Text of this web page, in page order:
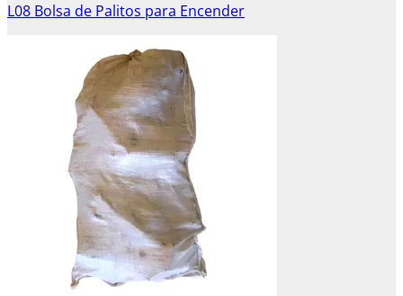
L08 Bolsa de Palitos para Encender